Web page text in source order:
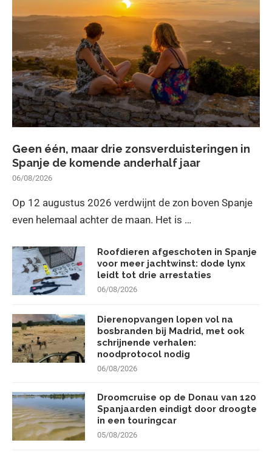
Geen één, maar drie zonsverduisteringen in
Spanje de komende anderhalf jaar
06/08/2026
Op 12 augustus 2026 verdwijnt de zon boven Spanje
even helemaal achter de maan. Het is …
Roofdieren afgeschoten in Spanje
voor meer jachtwinst: dode lynx
leidt tot drie arrestaties
06/08/2026
Dierenopvangen lopen vol na
bosbranden bij Madrid, met ook
schrijnende verhalen:
noodprotocol nodig
06/08/2026
Droomcruise op de Donau van 120
Spanjaarden eindigt door droogte
in een touringcar
05/08/2026